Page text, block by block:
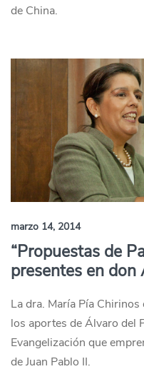
de China.
marzo 14, 2014
“Propuestas de
presentes en don
La dra. María Pía
los aportes de Álvaro del
Evangelización que
de Juan Pablo II.